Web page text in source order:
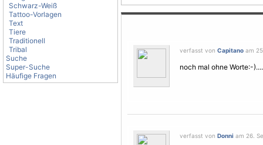
Schwarz-Weiß
Tattoo-Vorlagen
Text
Tiere
Traditionell
Tribal
Suche
Super-Suche
Häufige Fragen
verfasst von Capitano am
noch mal ohne Worte:-)....
verfasst von Donni am 26.